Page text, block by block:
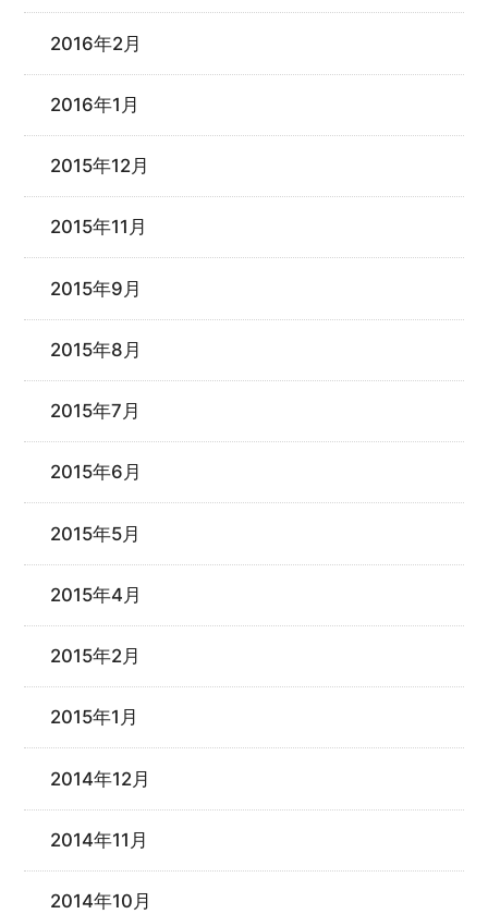
2016年2月
2016年1月
2015年12月
2015年11月
2015年9月
2015年8月
2015年7月
2015年6月
2015年5月
2015年4月
2015年2月
2015年1月
2014年12月
2014年11月
2014年10月